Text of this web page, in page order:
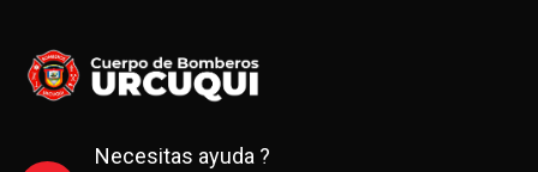
Necesitas ayuda ?